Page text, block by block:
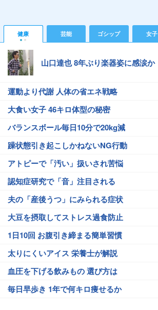
健康 芸能 ゴシップ 女子
山口達也 8年ぶり楽器姿に感涙か
運動より代謝 人体の省エネ戦略
大食い女子 46キロ体型の秘密
バランスボール毎日10分で20kg減
躁状態引き起こしかねないNG行動
アトピーで「汚い」扱いされ苦悩
認知症研究で「音」注目される
夫の「産後うつ」にみられる症状
大豆を摂取してストレス過食防止
1日10回 お腹引き締まる簡単習慣
太りにくいアイス 栄養士が解説
血圧を下げる飲みもの 選び方は
毎日早歩き 1年で何キロ痩せるか